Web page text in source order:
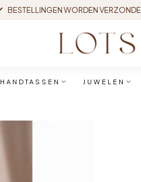
BESTELLINGEN WORDEN
HANDTASSEN JUWELEN